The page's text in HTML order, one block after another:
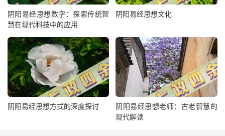
阴阳易经思想数字：探索传统智
慧在现代科技中的应用
阴阳易经思想文化
阴阳易经思想方式的深度探讨
阴阳易经思想老师：古老智慧的
现代解读